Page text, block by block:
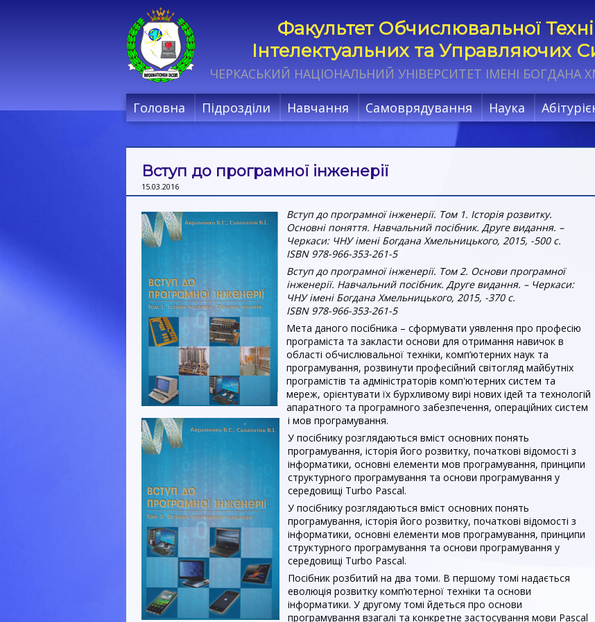
Факультет Обчислювальної
Інтелектуальних та Управляючих
ЧЕРКАСЬКИЙ НАЦІОНАЛЬНИЙ УНІВЕРСИТЕТ ІМЕНІ БОГДАНА
Головна Підрозділи Навчання Самоврядування Наука
Вступ до програмної інженерії
15.03.2016
Вступ до програмної інженерії. Том 1. Історія розвитку.
Основні поняття. Навчальний посібник. Друге видання. –
Черкаси: ЧНУ імені Богдана Хмельницького, 2015, -500 с.
ISBN 978-966-353-261-5
Вступ до програмної інженерії. Том 2. Основи програмної
інженерії. Навчальний посібник. Друге видання. – Черкаси:
ЧНУ імені Богдана Хмельницького, 2015, -370 с.
ISBN 978-966-353-261-5
Мета даного посібника – сформувати уявлення про професію
програміста та закласти основи для отримання навичок в
області обчислювальної техніки, комп’ютерних наук та
програмування, розвинути професійний світогляд майбутніх
програмістів та адміністраторів комп'ютерних систем та
мереж, орієнтувати їх бурхливому вирі нових ідей та технологій
апаратного та програмного забезпечення, операційних систем
і мов програмування.
У посібнику розглядаються вміст основних понять
програмування, історія його розвитку, початкові відомості з
інформатики, основні елементи мов програмування, принципи
структурного програмування та основи програмування у
середовищі Turbo Pascal.
У посібнику розглядаються вміст основних понять
програмування, історія його розвитку, початкові відомості з
інформатики, основні елементи мов програмування, принципи
структурного програмування та основи програмування у
середовищі Turbo Pascal.
Посібник розбитий на два томи. В першому томі надається
еволюція розвитку комп’ютерної техніки та основи
інформатики. У другому томі йдеться про основи
програмування взагалі та конкретне застосування мови Pascal